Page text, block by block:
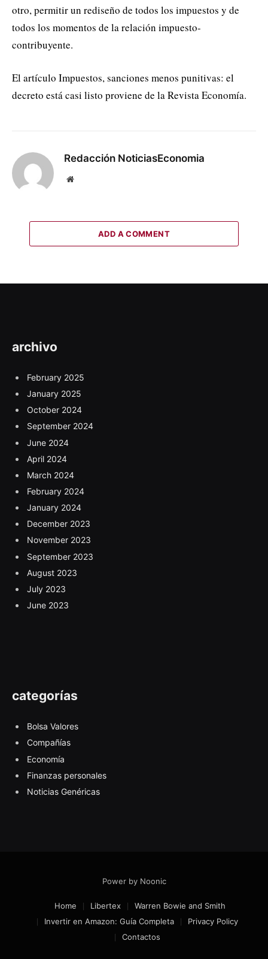
otro, permitir un rediseño de todos los impuestos y de
todos los momentos de la relación impuesto-
contribuyente.
El artículo Impuestos, sanciones menos punitivas: el
decreto está casi listo proviene de la Revista Economía.
Redacción NoticiasEconomia
Website
ADD A COMMENT
archivo
February 2025
January 2025
October 2024
September 2024
June 2024
April 2024
March 2024
February 2024
January 2024
December 2023
November 2023
September 2023
August 2023
July 2023
June 2023
categorías
Bolsa Valores
Compañías
Economía
Finanzas personales
Noticias Genéricas
Power by Noonic
Home Libertex
Warren Bowie and Smith
Invertir en Amazon: Guía Completa
Privacy Policy
Contactos